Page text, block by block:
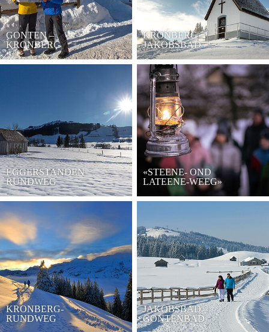
GONTEN –
KRONBERG
KRONBERG –
JAKOBSBAD
EGGERSTANDEN
RUNDWEG
«STEENE- OND
LATEENE-WEEG»
KRONBERG-
RUNDWEG
JAKOBSBAD –
GONTENBAD